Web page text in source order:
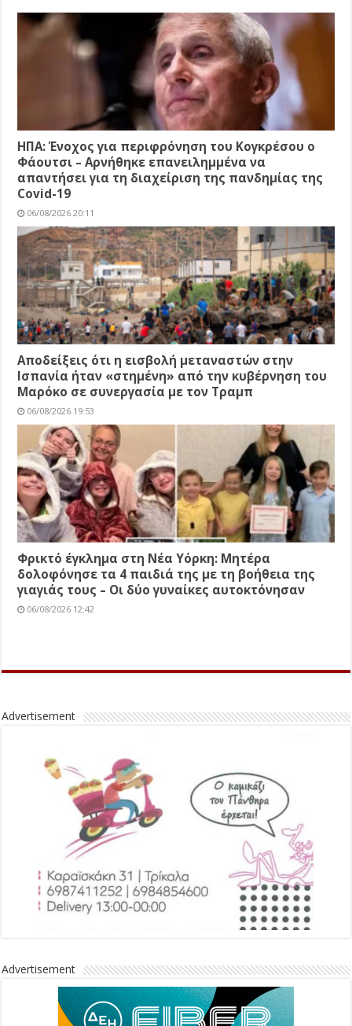
ΗΠΑ: Ένοχος για περιφρόνηση του Κογκρέσου ο
Φάουτσι – Αρνήθηκε επανειλημμένα να
απαντήσει για τη διαχείριση της πανδημίας της
Covid-19
06/08/2026 20:11
Αποδείξεις ότι η εισβολή μεταναστών στην
Ισπανία ήταν «στημένη» από την κυβέρνηση του
Μαρόκο σε συνεργασία με τον Τραμπ
06/08/2026 19:53
Φρικτό έγκλημα στη Νέα Υόρκη: Μητέρα
δολοφόνησε τα 4 παιδιά της με τη βοήθεια της
γιαγιάς τους – Οι δύο γυναίκες αυτοκτόνησαν
06/08/2026 12:42
Advertisement
Advertisement